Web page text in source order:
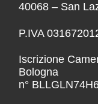
40068 – San
P.IVA
Iscrizione
Bologna
n°